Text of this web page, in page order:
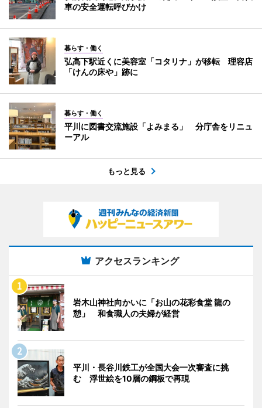
車の安全運転呼びかけ
暮らす・働く
弘高下駅近くに美容室「コタリナ」が移転 理容店
「けんの床や」跡に
暮らす・働く
平川に図書交流施設「よみまる」 分庁舎をリニュ
ーアル
もっと見る
アクセスランキング
岩木山神社向かいに「お山の花彩食堂 龍の
憩」 和食職人の夫婦が経営
平川・長谷川鉄工が全国大会一次審査に挑
む 浮世絵を10層の鋼板で再現